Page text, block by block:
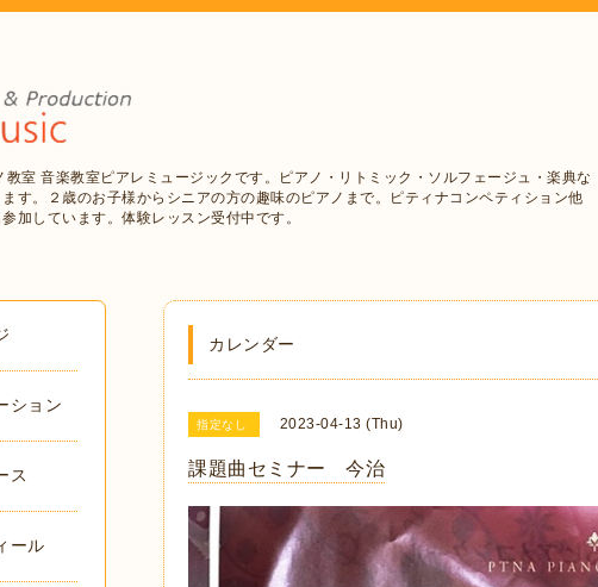
教室 音楽教室ピアレミュージックです。ピアノ・リトミック・ソルフェージュ・楽典な
す。２歳のお子様からシニアの方の趣味のピアノまで。ピティナコンペティション他
加しています。体験レッスン受付中です。
カレンダー
指定なし 2023-04-13 (Thu)
課題曲セミナー 今治
ション
ス
ール